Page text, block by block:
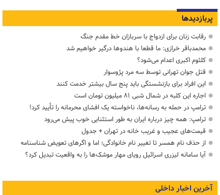
پربازدیدها
رقابت زنان برای ازدواج با سربازان خط مقدم جنگ
محمدباقر خرازی: ما قطعا با هندوها درگیر خواهیم شد
کلثوم اکبری اعدام می‌شود؟
قتل جوان تهرانی توسط سه مرد پژوسوار
این افراد برای بازنشستگی باید پنج سال بیشتر خدمت کنند
اجاره این کلبه در شمال شبی ۸۱ میلیون تومان است
ترامپ در حمله‌ به رسانه‌ها، ناخواسته یک افشای محرمانه را تأیید کرد!
ترامپ: همه چیز درباره ایران به طور استثنایی خوب پیش می‌رود
قیمت‌های عجیب و غریب خانه در تهران + جدول
از حذف نام همسر تا تغییر نام خانوادگی؛ اما و اگرهای تعویض شناسنامه
آیا سامانه لیزری اسرائیل رویای مهار موشک‌ها را به واقعیت تبدیل کرد؟
آخرین اخبار داخلی